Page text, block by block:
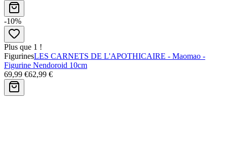
-10%
Plus que 1 !
FigurinesLES CARNETS DE L'APOTHICAIRE - Maomao -
Figurine Nendoroid 10cm
69,99 €62,99 €